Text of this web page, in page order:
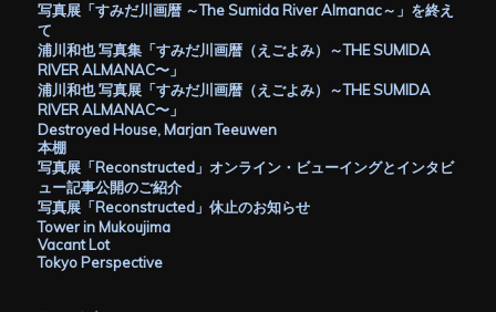
写真展「すみだ川画暦 ～The Sumida River Almanac～」を終え
て
浦川和也 写真集「すみだ川画暦（えごよみ）～THE SUMIDA
RIVER ALMANAC〜」
浦川和也 写真展「すみだ川画暦（えごよみ）～THE SUMIDA
RIVER ALMANAC〜」
Destroyed House, Marjan Teeuwen
本棚
写真展「Reconstructed」オンライン・ビューイングとインタビ
ュー記事公開のご紹介
写真展「Reconstructed」休止のお知らせ
Tower in Mukoujima
Vacant Lot
Tokyo Perspective